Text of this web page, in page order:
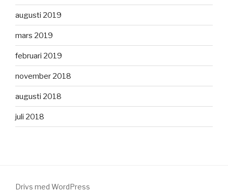
augusti 2019
mars 2019
februari 2019
november 2018
augusti 2018
juli 2018
Drivs med WordPress